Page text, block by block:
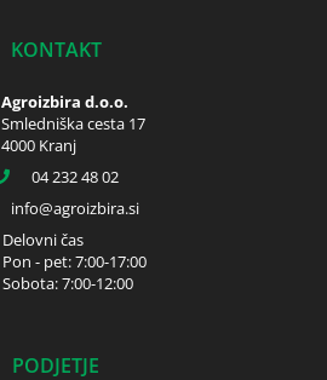
KONTAKT
Agroizbira d.o.o.
Smledniška cesta 17
4000 Kranj
04 232 48 02
info
agroizbira.si
Delovni čas
Pon - pet: 7:00-17:00
Sobota: 7:00-12:00
PODJETJE